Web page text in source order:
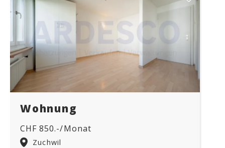
Wohnung
CHF 850.-/Monat
Zuchwil